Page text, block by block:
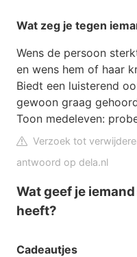
Wat zeg je tegen
Wens de persoon
en wens hem of haar
Biedt een luisterend
gewoon graag
Toon medeleven:
Verzoek tot
antwoord op dela.nl
Wat geef je
heeft?
Cadeautjes